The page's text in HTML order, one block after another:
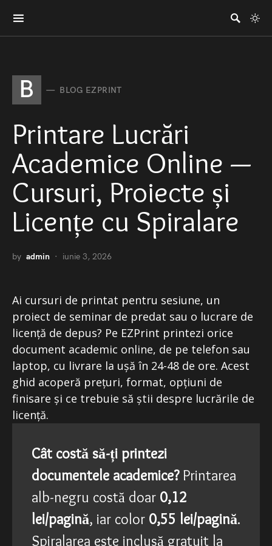
B BLOG EZPRINT
Printare Lucrări
Academice Online —
Cursuri, Proiecte și
Licențe cu Spiralare
by admin iunie 3, 2026
Ai cursuri de printat pentru sesiune, un
proiect de seminar de predat sau o lucrare de
licență de depus? Pe EZPrint printezi orice
document academic online, de pe telefon sau
laptop, cu livrare la ușă în 24-48 de ore. Acest
ghid acoperă prețuri, format, opțiuni de
finisare și ce trebuie să știi despre lucrările de
licență.
Cât costă să-ți printezi
documentele academice?Printarea
alb-negru costă doar 0,12
lei/pagină, iar color 0,55 lei/pagină.
Spiralarea este inclusă gratuit la